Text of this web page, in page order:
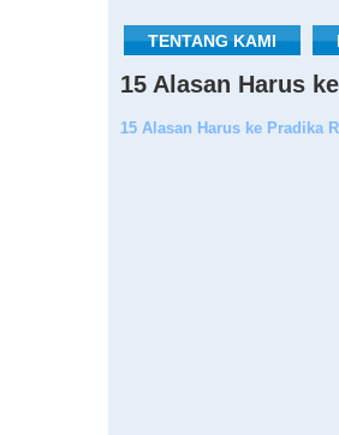
TENTANG KAMI
15 Alasan Harus
15 Alasan Harus ke Pradika